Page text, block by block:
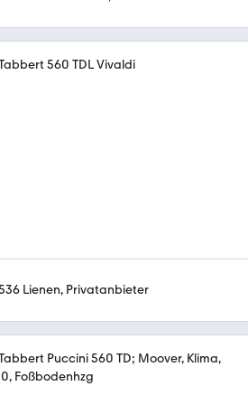
Lienen, Privatanbieter